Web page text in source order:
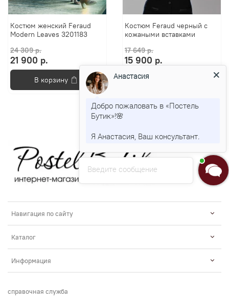
Костюм женский Feraud
Modern Leaves 3201183
24 309 р.
21 900 р.
В корзину
Костюм Feraud черный с
кожаными вставками
17 649 р.
15 900 р.
Навигация по сайту
Каталог
Информация
справочная служба
Введите сообщение
Анастасия
Добро пожаловать в «Постель
Бутик»!🌸
Я Анастасия, Ваш консультант.